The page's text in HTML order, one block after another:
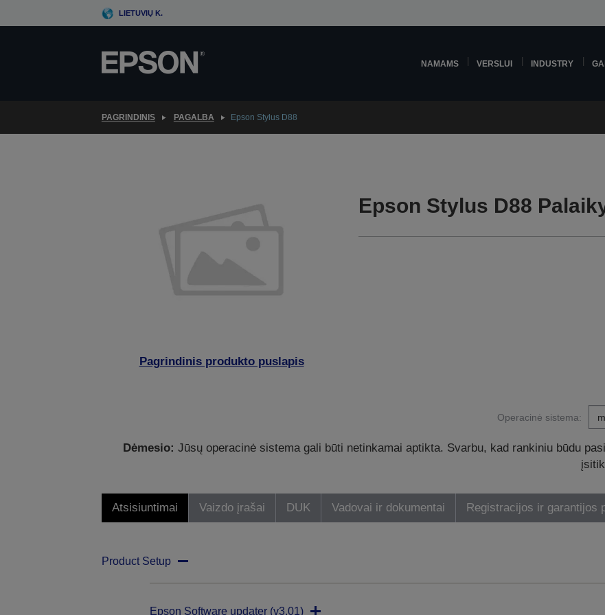
to
LIETUVIŲ K.
NAMAMS VERSLUI INDUSTRY
PAGRINDINIS PAGALBA Epson Stylus D88
Pagrindinis produkto puslapis
Epson Stylus D88
Operacinė sistema:
Dėmesio: Jūsų operacinė sistema gali būti netinkamai aptikta. Svarbu, kad rankiniu būdu
Atsisiuntimai Vaizdo įrašai DUK Vadovai ir dokumentai Registracijos ir garantijos
Product Setup
Epson Software updater (v3.01)